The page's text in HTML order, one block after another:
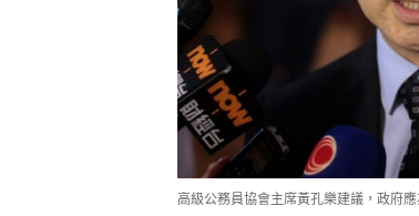
高級公務員協會主席黃孔樂建議，政府